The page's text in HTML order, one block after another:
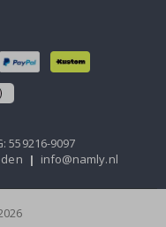
559216-9097
| info@namly.nl